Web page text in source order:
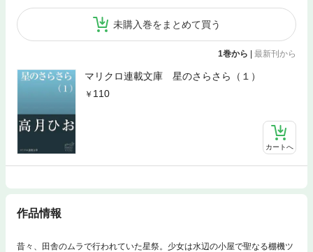
未購入巻をまとめて買う
1巻から | 最新刊から
マリクロ連載文庫 星のさらさら（１）
110
カートへ
作品情報
昔々、田舎のムラで行われていた星祭。少女は水辺の小屋で聖なる棚機ツ